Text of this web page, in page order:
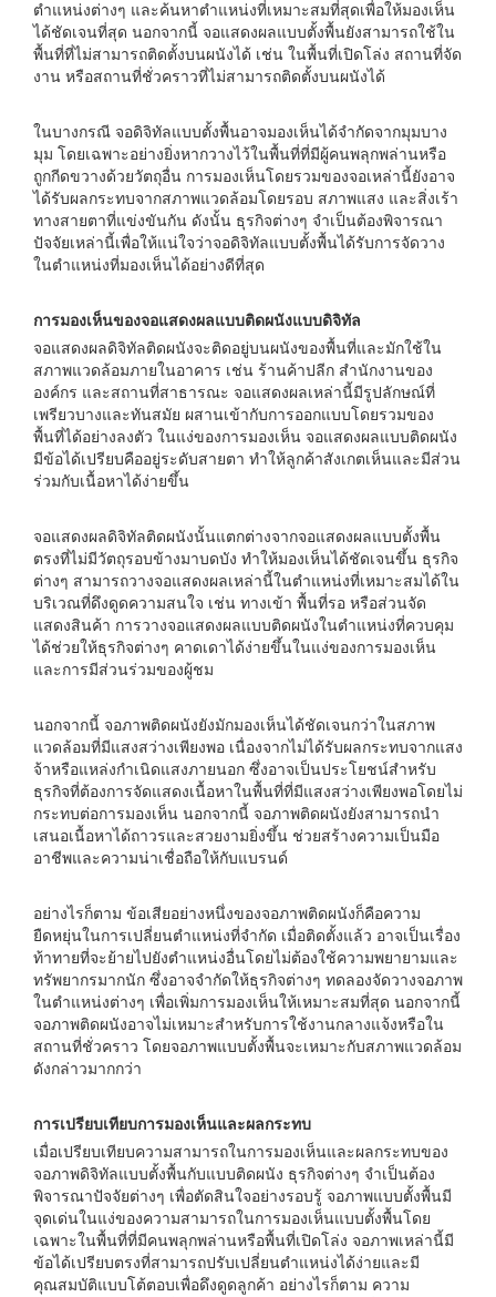
ตำแหน่งต่างๆ และค้นหาตำแหน่งที่เหมาะสมที่สุดเพื่อให้มองเห็น
ได้ชัดเจนที่สุด นอกจากนี้ จอแสดงผลแบบตั้งพื้นยังสามารถใช้ใน
พื้นที่ที่ไม่สามารถติดตั้งบนผนังได้ เช่น ในพื้นที่เปิดโล่ง สถานที่จัด
งาน หรือสถานที่ชั่วคราวที่ไม่สามารถติดตั้งบนผนังได้
ในบางกรณี จอดิจิทัลแบบตั้งพื้นอาจมองเห็นได้จำกัดจากมุมบาง
มุม โดยเฉพาะอย่างยิ่งหากวางไว้ในพื้นที่ที่มีผู้คนพลุกพล่านหรือ
ถูกกีดขวางด้วยวัตถุอื่น การมองเห็นโดยรวมของจอเหล่านี้ยังอาจ
ได้รับผลกระทบจากสภาพแวดล้อมโดยรอบ สภาพแสง และสิ่งเร้า
ทางสายตาที่แข่งขันกัน ดังนั้น ธุรกิจต่างๆ จำเป็นต้องพิจารณา
ปัจจัยเหล่านี้เพื่อให้แน่ใจว่าจอดิจิทัลแบบตั้งพื้นได้รับการจัดวาง
ในตำแหน่งที่มองเห็นได้อย่างดีที่สุด
การมองเห็นของจอแสดงผลแบบติดผนังแบบดิจิทัล
จอแสดงผลดิจิทัลติดผนังจะติดอยู่บนผนังของพื้นที่และมักใช้ใน
สภาพแวดล้อมภายในอาคาร เช่น ร้านค้าปลีก สำนักงานของ
องค์กร และสถานที่สาธารณะ จอแสดงผลเหล่านี้มีรูปลักษณ์ที่
เพรียวบางและทันสมัย ​​ผสานเข้ากับการออกแบบโดยรวมของ
พื้นที่ได้อย่างลงตัว ในแง่ของการมองเห็น จอแสดงผลแบบติดผนัง
มีข้อได้เปรียบคืออยู่ระดับสายตา ทำให้ลูกค้าสังเกตเห็นและมีส่วน
ร่วมกับเนื้อหาได้ง่ายขึ้น
จอแสดงผลดิจิทัลติดผนังนั้นแตกต่างจากจอแสดงผลแบบตั้งพื้น
ตรงที่ไม่มีวัตถุรอบข้างมาบดบัง ทำให้มองเห็นได้ชัดเจนขึ้น ธุรกิจ
ต่างๆ สามารถวางจอแสดงผลเหล่านี้ในตำแหน่งที่เหมาะสมได้ใน
บริเวณที่ดึงดูดความสนใจ เช่น ทางเข้า พื้นที่รอ หรือส่วนจัด
แสดงสินค้า การวางจอแสดงผลแบบติดผนังในตำแหน่งที่ควบคุม
ได้ช่วยให้ธุรกิจต่างๆ คาดเดาได้ง่ายขึ้นในแง่ของการมองเห็น
และการมีส่วนร่วมของผู้ชม
นอกจากนี้ จอภาพติดผนังยังมักมองเห็นได้ชัดเจนกว่าในสภาพ
แวดล้อมที่มีแสงสว่างเพียงพอ เนื่องจากไม่ได้รับผลกระทบจากแสง
จ้าหรือแหล่งกำเนิดแสงภายนอก ซึ่งอาจเป็นประโยชน์สำหรับ
ธุรกิจที่ต้องการจัดแสดงเนื้อหาในพื้นที่ที่มีแสงสว่างเพียงพอโดยไม่
กระทบต่อการมองเห็น นอกจากนี้ จอภาพติดผนังยังสามารถนำ
เสนอเนื้อหาได้ถาวรและสวยงามยิ่งขึ้น ช่วยสร้างความเป็นมือ
อาชีพและความน่าเชื่อถือให้กับแบรนด์
อย่างไรก็ตาม ข้อเสียอย่างหนึ่งของจอภาพติดผนังก็คือความ
ยืดหยุ่นในการเปลี่ยนตำแหน่งที่จำกัด เมื่อติดตั้งแล้ว อาจเป็นเรื่อง
ท้าทายที่จะย้ายไปยังตำแหน่งอื่นโดยไม่ต้องใช้ความพยายามและ
ทรัพยากรมากนัก ซึ่งอาจจำกัดให้ธุรกิจต่างๆ ทดลองจัดวางจอภาพ
ในตำแหน่งต่างๆ เพื่อเพิ่มการมองเห็นให้เหมาะสมที่สุด นอกจากนี้
จอภาพติดผนังอาจไม่เหมาะสำหรับการใช้งานกลางแจ้งหรือใน
สถานที่ชั่วคราว โดยจอภาพแบบตั้งพื้นจะเหมาะกับสภาพแวดล้อม
ดังกล่าวมากกว่า
การเปรียบเทียบการมองเห็นและผลกระทบ
เมื่อเปรียบเทียบความสามารถในการมองเห็นและผลกระทบของ
จอภาพดิจิทัลแบบตั้งพื้นกับแบบติดผนัง ธุรกิจต่างๆ จำเป็นต้อง
พิจารณาปัจจัยต่างๆ เพื่อตัดสินใจอย่างรอบรู้ จอภาพแบบตั้งพื้นมี
จุดเด่นในแง่ของความสามารถในการมองเห็นแบบตั้งพื้นโดย
เฉพาะในพื้นที่ที่มีคนพลุกพล่านหรือพื้นที่เปิดโล่ง จอภาพเหล่านี้มี
ข้อได้เปรียบตรงที่สามารถปรับเปลี่ยนตำแหน่งได้ง่ายและมี
คุณสมบัติแบบโต้ตอบเพื่อดึงดูดลูกค้า อย่างไรก็ตาม ความ